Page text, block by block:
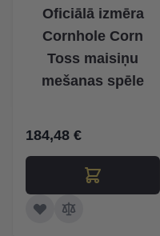
Oficiālā izmēra
Cornhole Corn
Toss maisiņu
mešanas spēle
184,48 €